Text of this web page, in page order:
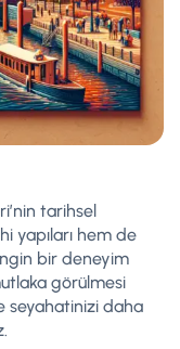
tarihsel
yapıları hem de
bir deneyim
görülmesi
seyahatinizi daha